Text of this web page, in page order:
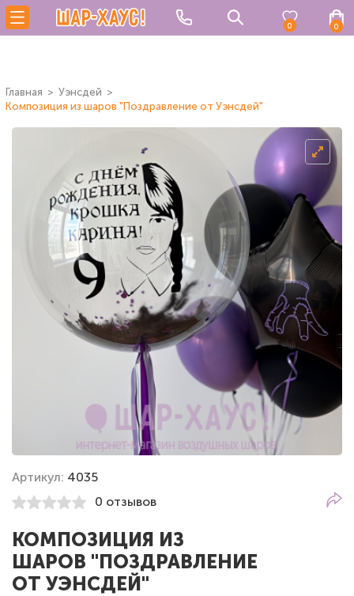
0 0
Главная
Уэнсдей
Композиция из шаров "Поздравление от Уэнсдей"
Артикул: 4035
0 отзывов
КОМПОЗИЦИЯ ИЗ
ШАРОВ "ПОЗДРАВЛЕНИЕ
ОТ УЭНСДЕЙ"